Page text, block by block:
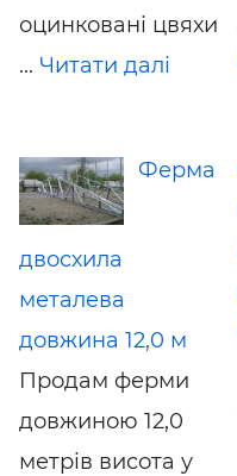
оцинковані цвяхи
... Читати далі
Ферма
двосхила
металева
довжина 12,0 м
Продам ферми
довжиною 12,0
метрів висота у